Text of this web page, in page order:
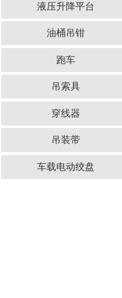
液压升降平台
油桶吊钳
跑车
吊索具
穿线器
吊装带
车载电动绞盘